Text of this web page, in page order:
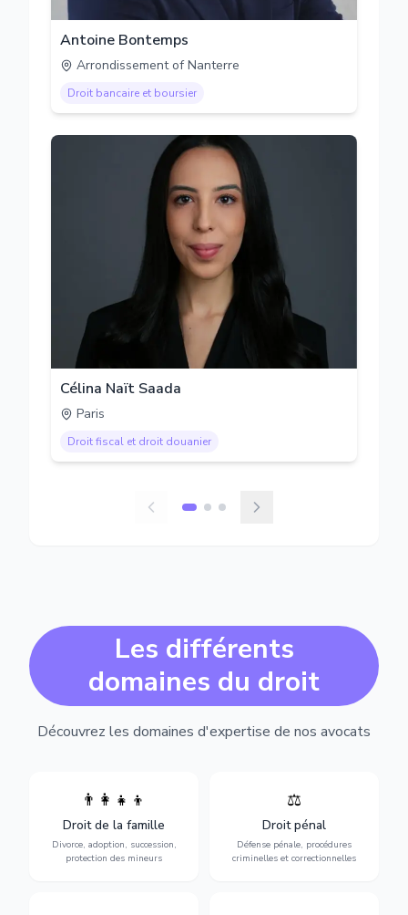
Antoine Bontemps
Arrondissement of Nanterre
Droit bancaire et boursier
Célina Naït Saada
Paris
Droit fiscal et droit douanier
Les différents
domaines du droit
Découvrez les domaines d'expertise de nos avocats
👨‍👩‍👧‍👦
Droit de la famille
Divorce, adoption, succession,
protection des mineurs
Divorce, garde d'enfants,
adoption, succession et
protection des personnes
vulnérables.
⚖️
Droit pénal
Défense pénale, procédures
criminelles et correctionnelles
Expertise en matière pénale,
vue jusqu'au procès, pour
toute affaire correctionnelle
ou criminelle.